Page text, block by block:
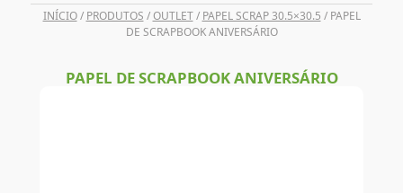
INÍCIO/ PRODUTOS /OUTLET/ PAPEL SCRAP 30.5×30.5 / PAPEL
DE SCRAPBOOK ANIVERSÁRIO
PAPEL DE SCRAPBOOK ANIVERSÁRIO